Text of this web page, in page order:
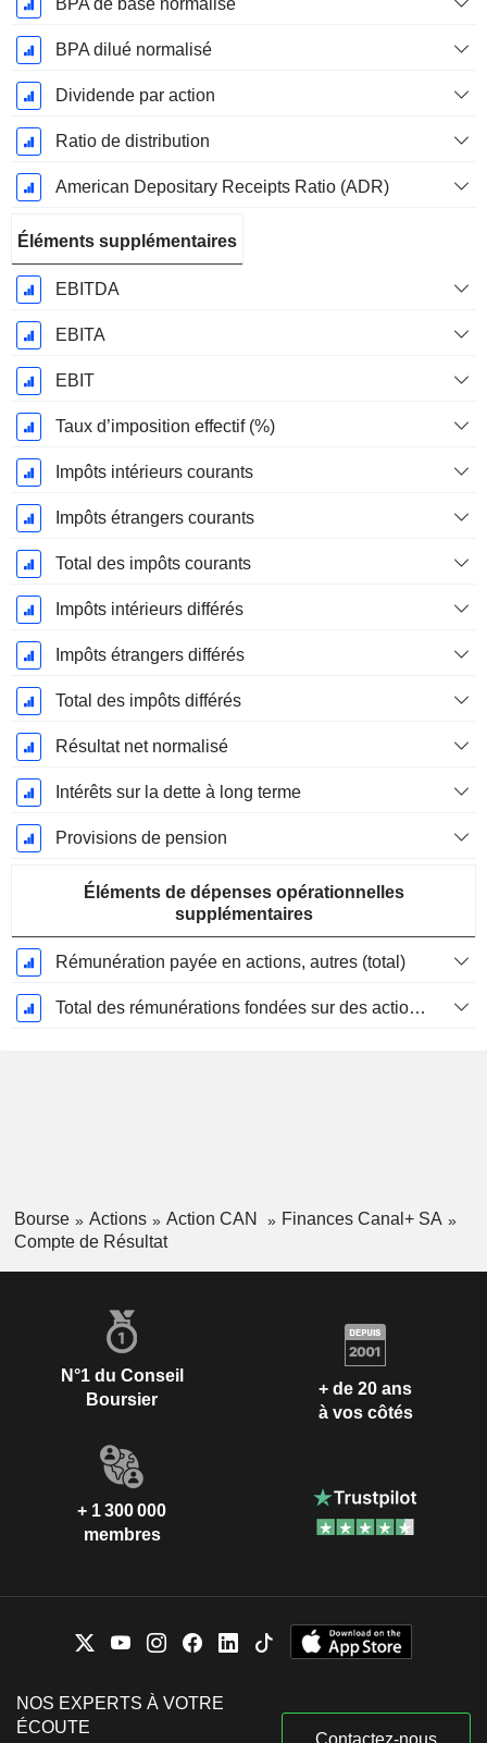
BPA de base normalisé
BPA dilué normalisé
Dividende par action
Ratio de distribution
American Depositary Receipts Ratio (ADR)
Éléments supplémentaires
EBITDA
EBITA
EBIT
Taux d’imposition effectif (%)
Impôts intérieurs courants
Impôts étrangers courants
Total des impôts courants
Impôts intérieurs différés
Impôts étrangers différés
Total des impôts différés
Résultat net normalisé
Intérêts sur la dette à long terme
Provisions de pension
Éléments de dépenses opérationnelles
supplémentaires
Rémunération payée en actions, autres (total)
Total des rémunérations fondées sur des actions
Bourse Actions Action CAN
Finances Canal+ SA
Compte de Résultat
N°1 du Conseil
Boursier
+ de 20 ans
à vos côtés
+ 1 300 000
membres
NOS EXPERTS À VOTRE
ÉCOUTE
Contactez-nous